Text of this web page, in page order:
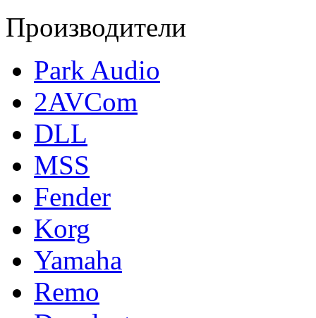
Производители
Park Audio
2AVCom
DLL
MSS
Fender
Korg
Yamaha
Remo